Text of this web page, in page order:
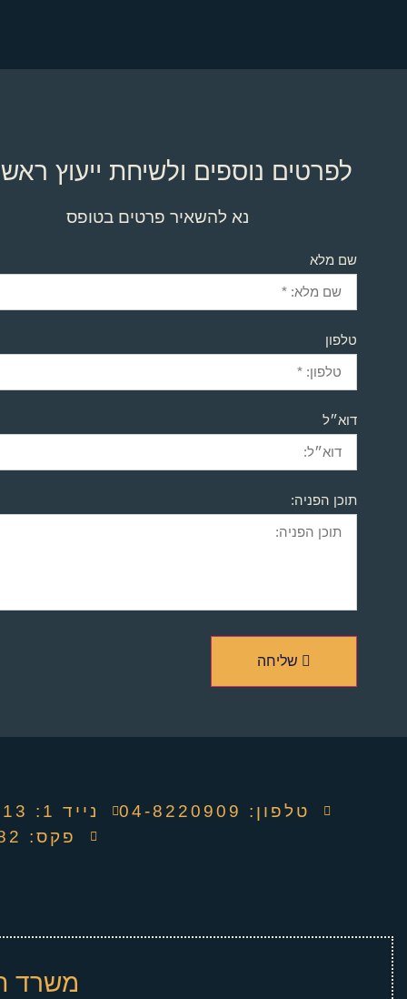
לפרטים נוספים ולשיחת ייעוץ
נא להשאיר פרטים בטופס
שם מלא
טלפון
דוא״ל
תוכן הפניה:
שליחה
טלפון: ‭04-8220909‬
נייד 1: 052-4494913
פקס: 04-6737082
משרד